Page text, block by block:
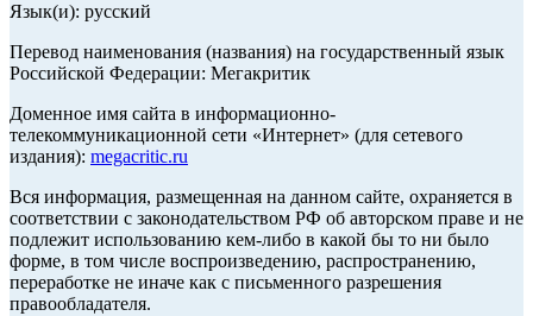
Язык(и): русский
Перевод наименования (названия) на государственный язык
Российской Федерации: Мегакритик
Доменное имя сайта в информационно-
телекоммуникационной сети «Интернет» (для сетевого
издания): megacritic.ru
Вся информация, размещенная на данном сайте, охраняется в
соответствии с законодательством РФ об авторском праве и не
подлежит использованию кем-либо в какой бы то ни было
форме, в том числе воспроизведению, распространению,
переработке не иначе как с письменного разрешения
правообладателя.